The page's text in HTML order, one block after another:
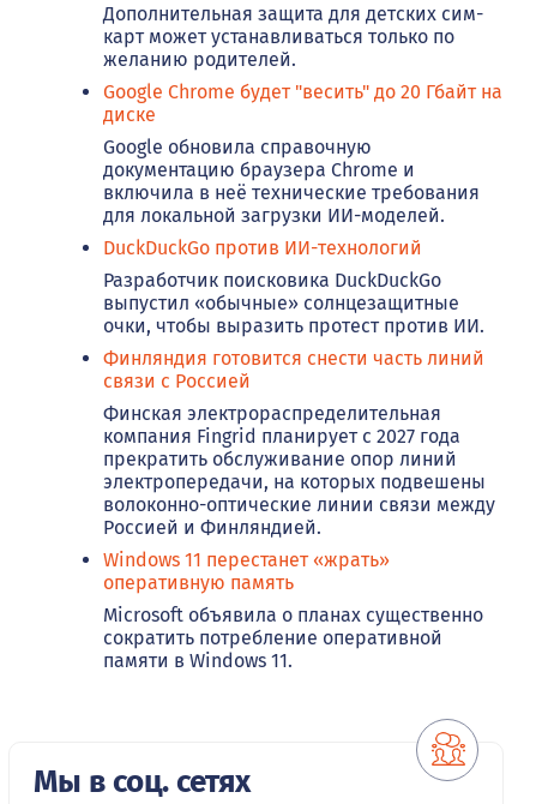
Дополнительная защита для детских сим-
карт может устанавливаться только по
желанию родителей.
Google Chrome будет "весить" до 20 Гбайт на
диске
Google обновила справочную
документацию браузера Chrome и
включила в неё технические требования
для локальной загрузки ИИ-моделей.
DuckDuckGo против ИИ-технологий
Разработчик поисковика DuckDuckGo
выпустил «обычные» солнцезащитные
очки, чтобы выразить протест против ИИ.
Финляндия готовится снести часть линий
связи с Россией
Финская электрораспределительная
компания Fingrid планирует с 2027 года
прекратить обслуживание опор линий
электропередачи, на которых подвешены
волоконно-оптические линии связи между
Россией и Финляндией.
Windows 11 перестанет «жрать»
оперативную память
Microsoft объявила о планах существенно
сократить потребление оперативной
памяти в Windows 11.
Мы в соц. сетях